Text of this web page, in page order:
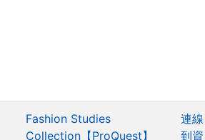
Fashion Studies
Collection【ProQuest】
連線
到資